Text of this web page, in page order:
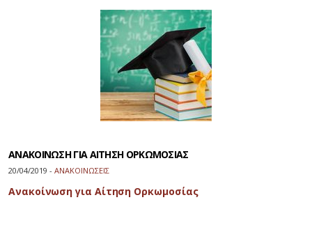
ΑΝΑΚΟΙΝΩΣΗ ΓΙΑ ΑΙΤΗΣΗ ΟΡΚΩΜΟΣΙΑΣ
20/04/2019 - ΑΝΑΚΟΙΝΩΣΕΙΣ
Ανακοίνωση για Αίτηση Ορκωμοσίας